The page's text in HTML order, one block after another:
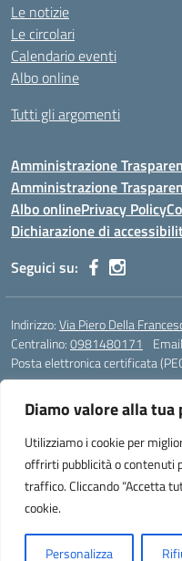
Diamo valore alla tua
Utilizziamo i cookie per
offrirti pubblicità o contenuti
traffico. Cliccando “Accetta
cookie.
Personalizza
Le notizie
Le circolari
Calendario eventi
Albo online
Tutti gli argomenti
Amministrazione
Amministrazione
Albo onlinePrivacy Policy
Dichiarazione di
Seguici su:
Indirizzo:Via Piero Della
Centralino:0981480171
Posta elettronica certificata
Codice meccanografico:
Codice Indice delle Pubbliche
Codice unico di fatturazione